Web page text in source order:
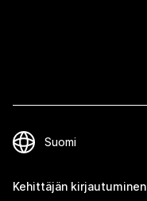
Kehittäjän kirjautuminen